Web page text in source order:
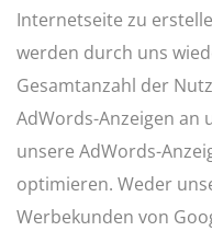
Internetseite zu
werden durch uns
Gesamtanzahl der
AdWords-Anzeigen
unsere AdWords-
optimieren. Weder
Werbekunden von